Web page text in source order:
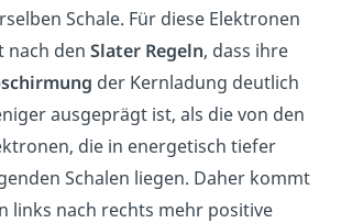
Schale. Für diese Elektronen
nach den Slater Regeln, dass ihre
der Kernladung deutlich
ausgeprägt ist, als die von den
die in energetisch tiefer
Schalen liegen. Daher kommt
links nach rechts mehr positive